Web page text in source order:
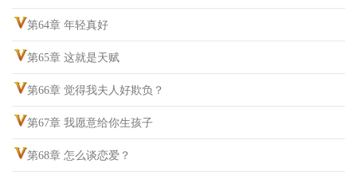
第64章 年轻真好
第65章 这就是天赋
第66章 觉得我夫人好欺负？
第67章 我愿意给你生孩子
第68章 怎么谈恋爱？